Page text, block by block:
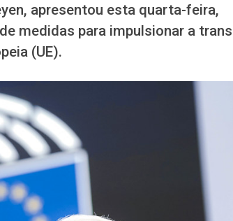
apresentou esta quarta-feira,
medidas para impulsionar a
(UE).